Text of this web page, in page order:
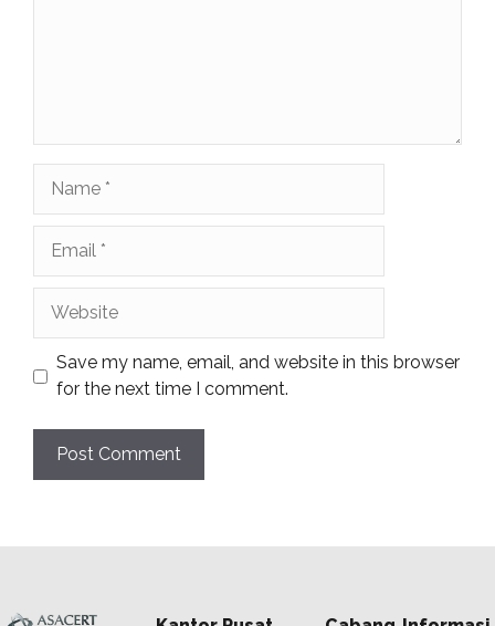
Save my name, email, and website in this browser
for the next time I comment.